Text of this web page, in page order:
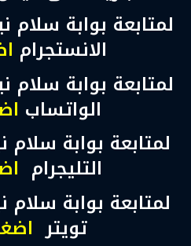
لمتابعة بوابة سلام
الانستجرام
لمتابعة بوابة سلام
الواتساب
لمتابعة بوابة سلام
التليجرام
لمتابعة بوابة سلام
تويتر